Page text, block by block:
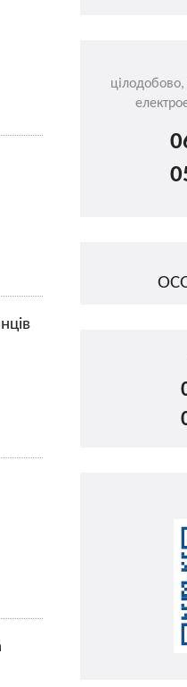
цілодобово,